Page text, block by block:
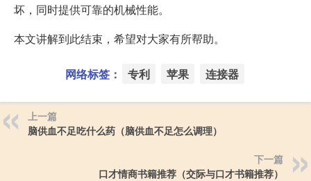
坏，同时提供可靠的机械性能。
本文讲解到此结束，希望对大家有所帮助。
网络标签： 专利 苹果 连接器
上一篇
脑供血不足吃什么药（脑供血不足怎么调理）
下一篇
口才情商书籍推荐（交际与口才书籍推荐）